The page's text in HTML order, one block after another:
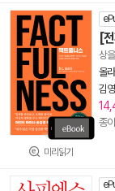
미리읽기
[
상
올
김
종